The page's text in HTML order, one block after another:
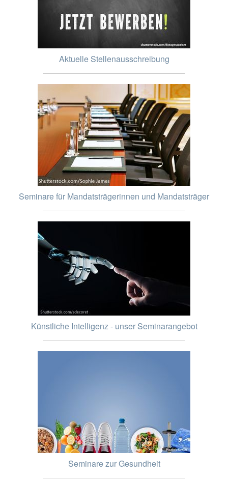
Aktuelle Stellenausschreibung
Seminare für Mandatsträgerinnen und Mandatsträger
Künstliche Intelligenz - unser Seminarangebot
Seminare zur Gesundheit